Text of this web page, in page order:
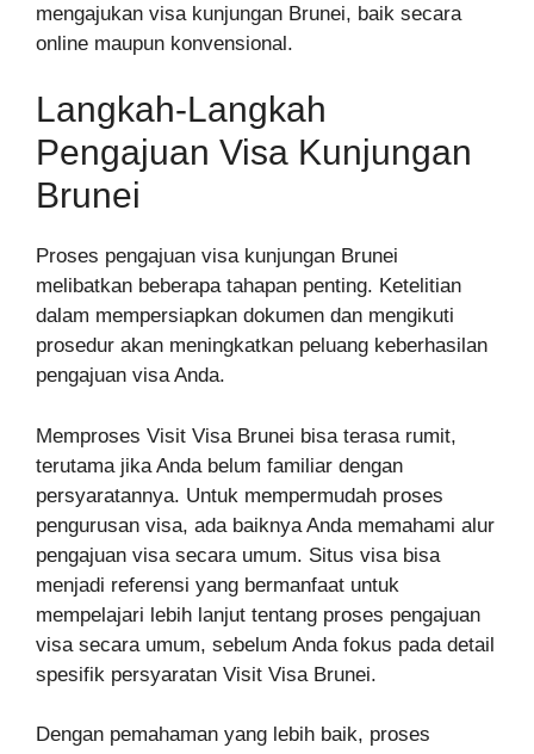
mengajukan visa kunjungan Brunei, baik secara
online maupun konvensional.
Langkah-Langkah
Pengajuan Visa Kunjungan
Brunei
Proses pengajuan visa kunjungan Brunei
melibatkan beberapa tahapan penting. Ketelitian
dalam mempersiapkan dokumen dan mengikuti
prosedur akan meningkatkan peluang keberhasilan
pengajuan visa Anda.
Memproses Visit Visa Brunei bisa terasa rumit,
terutama jika Anda belum familiar dengan
persyaratannya. Untuk mempermudah proses
pengurusan visa, ada baiknya Anda memahami alur
pengajuan visa secara umum. Situs visa bisa
menjadi referensi yang bermanfaat untuk
mempelajari lebih lanjut tentang proses pengajuan
visa secara umum, sebelum Anda fokus pada detail
spesifik persyaratan Visit Visa Brunei.
Dengan pemahaman yang lebih baik, proses